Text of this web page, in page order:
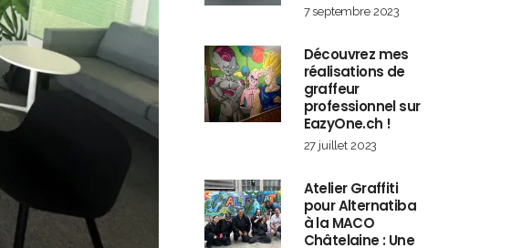
7 septembre 2023
Découvrez mes
réalisations de
graffeur
professionnel sur
EazyOne.ch !
27 juillet 2023
Atelier Graffiti
pour Alternatiba
à la MACO
Châtelaine : Une